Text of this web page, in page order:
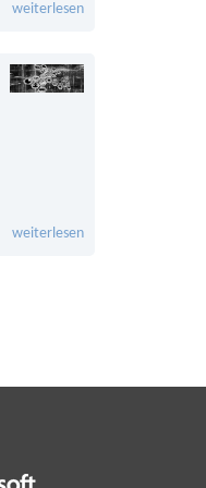
weiterlesen
weiterlesen